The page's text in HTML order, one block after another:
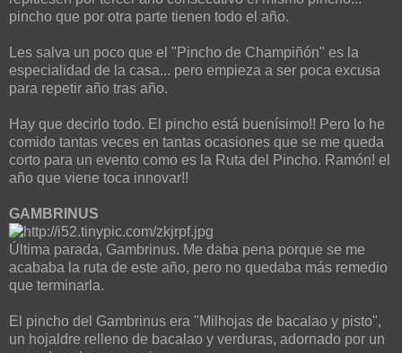
pincho que por otra parte tienen todo el año.
Les salva un poco que el "Pincho de Champiñón" es la
especialidad de la casa... pero empieza a ser poca excusa
para repetir año tras año.
Hay que decirlo todo. El pincho está buenísimo!! Pero lo he
comido tantas veces en tantas ocasiones que se me queda
corto para un evento como es la Ruta del Pincho. Ramón! el
año que viene toca innovar!!
GAMBRINUS
Última parada, Gambrinus. Me daba pena porque se me
acababa la ruta de este año, pero no quedaba más remedio
que terminarla.
El pincho del Gambrinus era "Milhojas de bacalao y pisto",
un hojaldre relleno de bacalao y verduras, adornado por un